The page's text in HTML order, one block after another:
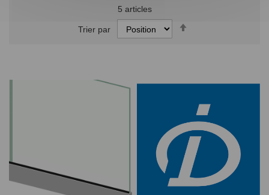
5 articles
Trier par